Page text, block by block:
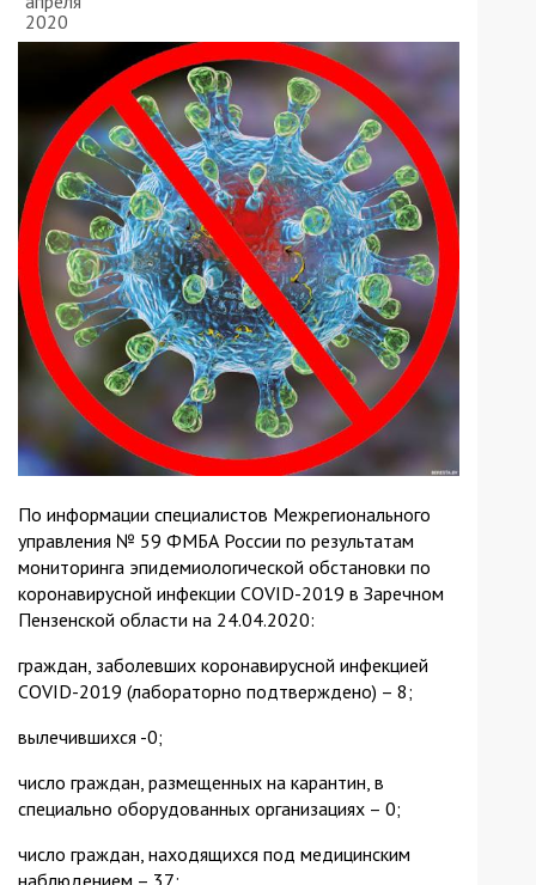
2020
По информации специалистов Межрегионального
управления № 59 ФМБА России по результатам
мониторинга эпидемиологической обстановки по
коронавирусной инфекции COVID-2019 в Заречном
Пензенской области на 24.04.2020:
граждан, заболевших коронавирусной инфекцией
COVID-2019 (лабораторно подтверждено) – 8;
вылечившихся -0;
число граждан, размещенных на карантин, в
специально оборудованных организациях – 0;
число граждан, находящихся под медицинским